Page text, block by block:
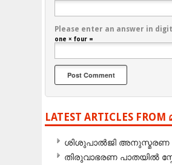
Please enter an answer in
one × four =
LATEST ARTICLES
ശിശുപാൽജി അനുസ്മരണ
തിരുവാഭരണ പാതയിൽ